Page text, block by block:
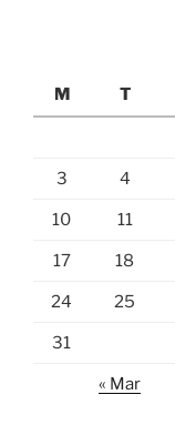
M
T
3 4
10 11
17 18
24 25
31
« Mar